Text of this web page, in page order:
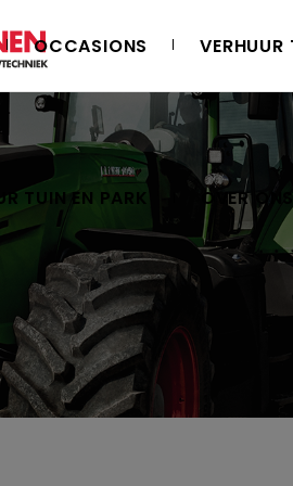
OCCASIONS VERHUUR
TUIN EN PARK OVER ONS